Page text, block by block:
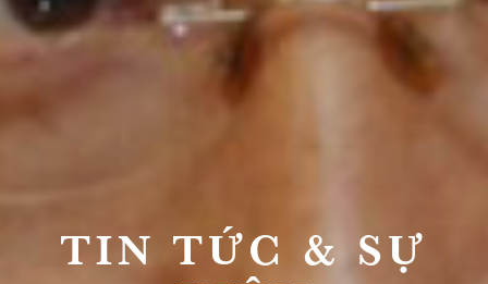
TIN TỨC & SỰ